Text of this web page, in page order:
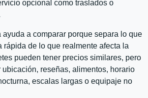
opcional como traslados o
ayuda a comparar porque separa lo que
rápida de lo que realmente afecta la
pueden tener precios similares, pero
reseñas, alimentos, horario
escalas largas o equipaje no